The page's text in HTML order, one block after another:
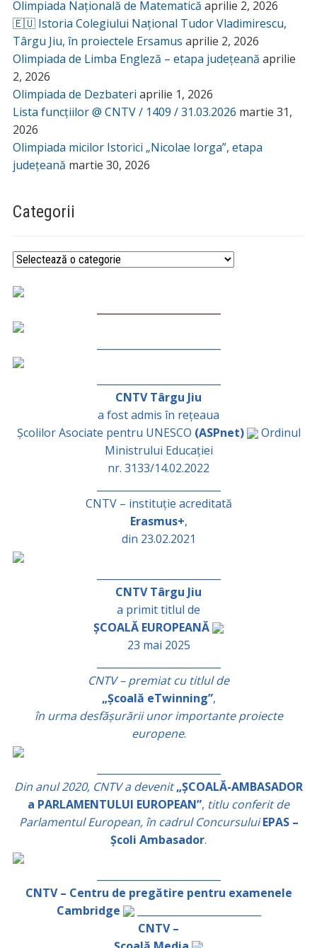
Olimpiada Națională de Matematică aprilie 2, 2026
🇪🇺 Istoria Colegiului Național Tudor Vladimirescu,
Târgu Jiu, în proiectele Ersamus aprilie 2, 2026
Olimpiada de Limba Engleză – etapa județeană aprilie
2, 2026
Olimpiada de Dezbateri aprilie 1, 2026
Lista funcțiilor @ CNTV / 1409 / 31.03.2026 martie 31,
2026
Olimpiada micilor Istorici „Nicolae Iorga”, etapa
județeană martie 30, 2026
Categorii
Categorii
CNTV Târgu Jiu
a fost admis în rețeaua
Școlilor Asociate pentru UNESCO (ASPnet)
Ordinul
Ministrului Educației
nr. 3133/14.02.2022
CNTV – instituție acreditată
Erasmus+,
din 23.02.2021
CNTV Târgu Jiu
a primit titlul de
ȘCOALĂ EUROPEANĂ
23 mai 2025
CNTV – premiat cu titlul de
„Școală eTwinning”,
în urma desfășurării unor importante proiecte
europene.
Din anul 2020, CNTV a devenit „ȘCOALĂ-AMBASADOR
a PARLAMENTULUI EUROPEAN”, titlu conferit de
Parlamentul European, în cadrul Concursului EPAS –
Școli Ambasador.
CNTV – Centru de pregătire pentru examenele
Cambridge
_________________________
CNTV –